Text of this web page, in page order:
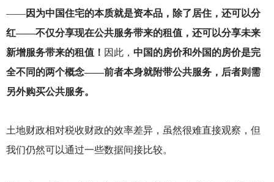
——因为中国住宅的本质就是资本品，除了居住，还可以分
红——不仅分享现在公共服务带来的租值，还可以分享未来
新增服务带来的租值！ 因此， 中国的房价和外国的房价是完
全不同的两个概念——前者本身就附带公共服务，后者则需
另外购买公共服务。
土地财政相对税收财政的效率差异，虽然很难直接观察，但
我们仍然可以通过一些数据间接比较。